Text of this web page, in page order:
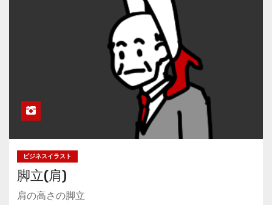
ビジネスイラスト
脚立(肩)
肩の高さの脚立